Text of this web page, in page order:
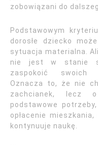
zobowiązani do
Podstawowym
dorosłe dziecko
sytuacja materialna.
nie jest w stanie
zaspokoić swoich
Oznacza to, że nie
zachcianek, lecz
podstawowe
opłacenie
kontynuuje naukę.